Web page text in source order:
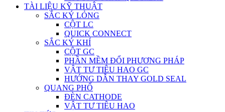
TÀI LIỆU KỸ THUẬT
SẮC KÝ LỎNG
CỘT LC
QUICK CONNECT
SẮC KÝ KHÍ
CỘT GC
PHẦN MỀM ĐỔI PHƯƠNG PHÁP
VẬT TƯ TIÊU HAO GC
HƯỚNG DẪN THAY GOLD SEAL
QUANG PHỔ
ĐÈN CATHODE
VẬT TƯ TIÊU HAO